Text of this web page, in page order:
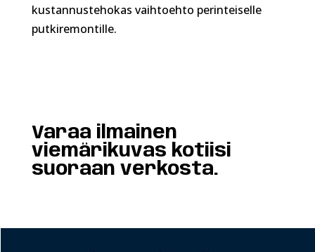
kustannustehokas vaihtoehto perinteiselle
putkiremontille.
Varaa ilmainen
viemärikuvas kotiisi
suoraan verkosta.